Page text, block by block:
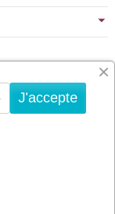
DE LA
CHATS
DE
J'accepte